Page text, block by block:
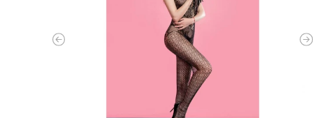
Previous